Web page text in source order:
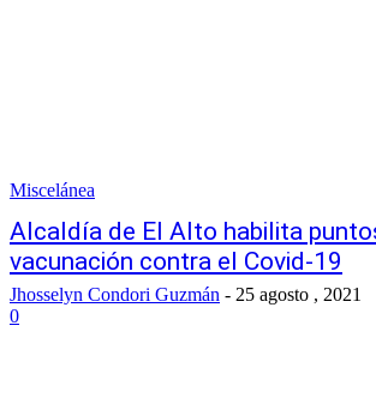
Miscelánea
Alcaldía de El Alto habilita
vacunación contra el Covid-19
Jhosselyn Condori Guzmán - 25 agosto , 2021
0